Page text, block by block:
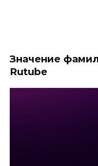
Значение
Rutube